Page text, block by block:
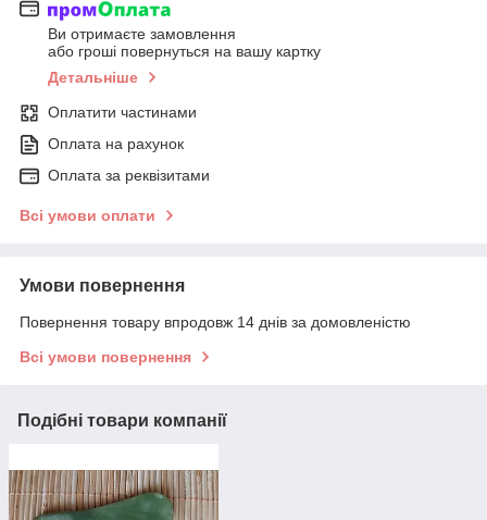
Ви отримаєте замовлення
або гроші повернуться на вашу картку
Детальніше
Оплатити частинами
Оплата на рахунок
Оплата за реквізитами
Всі умови оплати
Умови повернення
Повернення товару впродовж 14 днів за домовленістю
Всі умови повернення
Подібні товари компанії